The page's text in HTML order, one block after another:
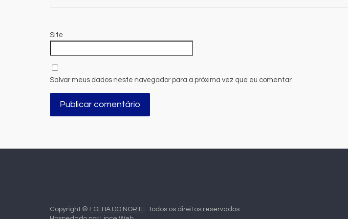
Site
Salvar meus dados neste navegador para a próxima vez que eu comentar.
Copyright © FOLHA DO NORTE. Todos os direitos reservados.